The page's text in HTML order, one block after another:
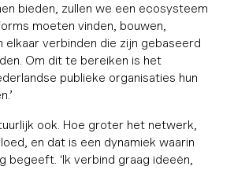
bieden, zullen we een ecosysteem
moeten vinden, bouwen,
elkaar verbinden die zijn gebaseerd
Om dit te bereiken is het
publieke organisaties hun
ook. Hoe groter het netwerk,
en dat is een dynamiek waarin
begeeft. ‘Ik verbind graag ideeën,